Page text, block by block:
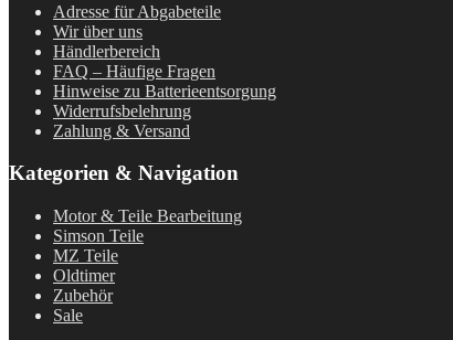
Adresse für Abgabeteile
Wir über uns
Händlerbereich
FAQ – Häufige Fragen
Hinweise zu Batterieentsorgung
Widerrufsbelehrung
Zahlung & Versand
Kategorien & Navigation
Motor & Teile Bearbeitung
Simson Teile
MZ Teile
Oldtimer
Zubehör
Sale